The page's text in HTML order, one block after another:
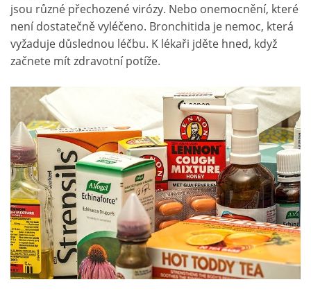
jsou různé přechozené virózy. Nebo onemocnění, které
není dostatečně vyléčeno. Bronchitida je nemoc, která
vyžaduje důslednou léčbu. K lékaři jděte hned, když
začnete mít zdravotní potíže.